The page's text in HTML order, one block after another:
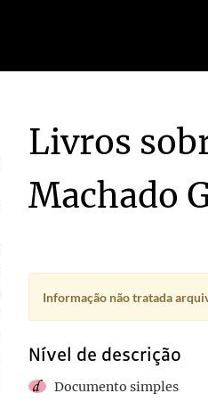
1953-08-10
1953-07-07
1953-07-07
Livros
Machado
Informação não tratada
Nível de descrição
Documento simples